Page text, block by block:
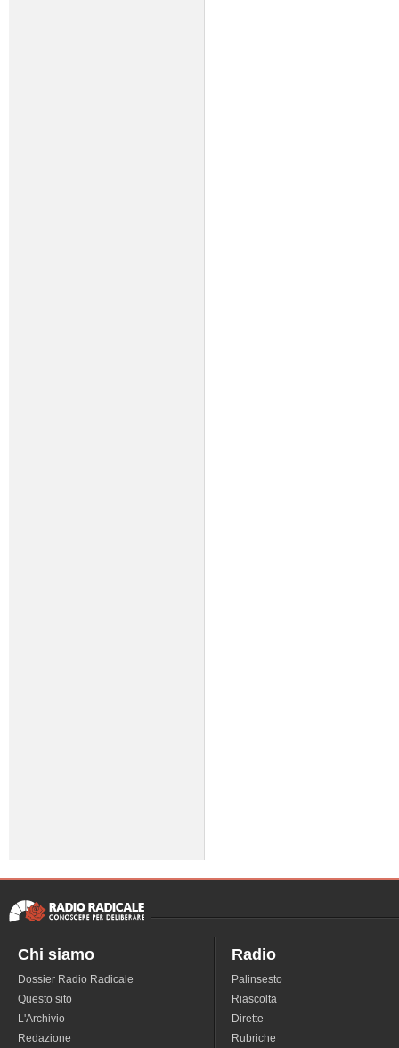
Chi siamo
Dossier Radio Radicale
Questo sito
L'Archivio
Redazione
Radio
Palinsesto
Riascolta
Dirette
Rubriche